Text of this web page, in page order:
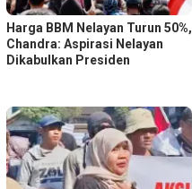
Harga BBM Nelayan Turun 50%,
Chandra: Aspirasi Nelayan
Dikabulkan Presiden